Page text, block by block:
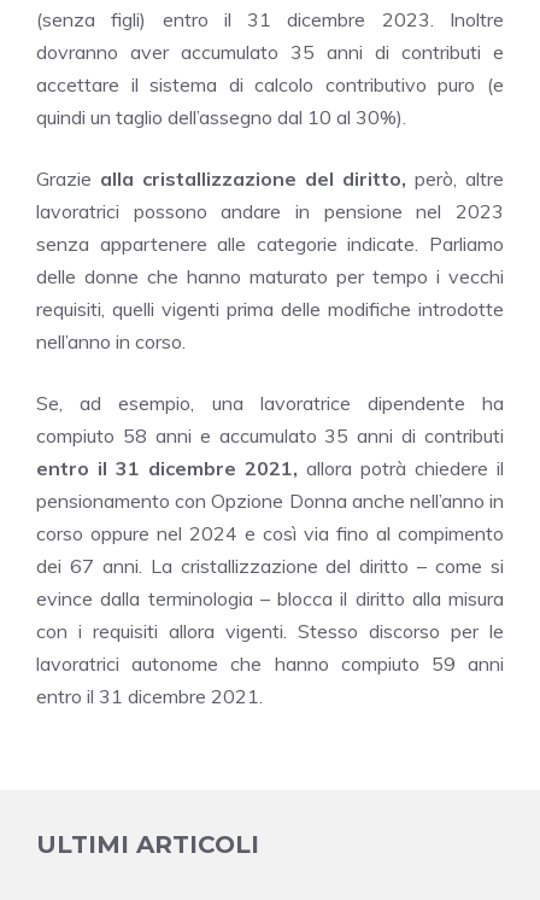
(senza figli) entro il 31 dicembre 2023. Inoltre
dovranno aver accumulato 35 anni di contributi e
accettare il sistema di calcolo contributivo puro (e
quindi un taglio dell’assegno dal 10 al 30%).
Grazie alla cristallizzazione del diritto, però, altre
lavoratrici possono andare in pensione nel 2023
senza appartenere alle categorie indicate. Parliamo
delle donne che hanno maturato per tempo i vecchi
requisiti, quelli vigenti prima delle modifiche introdotte
nell’anno in corso.
Se, ad esempio, una lavoratrice dipendente ha
compiuto 58 anni e accumulato 35 anni di contributi
entro il 31 dicembre 2021, allora potrà chiedere il
pensionamento con Opzione Donna anche nell’anno in
corso oppure nel 2024 e così via fino al compimento
dei 67 anni. La cristallizzazione del diritto – come si
evince dalla terminologia – blocca il diritto alla misura
con i requisiti allora vigenti. Stesso discorso per le
lavoratrici autonome che hanno compiuto 59 anni
entro il 31 dicembre 2021.
ULTIMI ARTICOLI